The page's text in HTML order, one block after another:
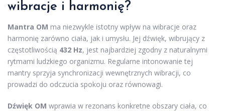
wibracje i harmonię?
Mantra OM ma niezwykle istotny wpływ na wibracje oraz
harmonię zarówno ciała, jak i umysłu. Jej dźwięk, wibrujący z
częstotliwością 432 Hz, jest najbardziej zgodny z naturalnymi
rytmami ludzkiego organizmu. Regularne intonowanie tej
mantry sprzyja synchronizacji wewnętrznych wibracji, co
prowadzi do odczucia spokoju oraz równowagi.
Dźwięk OM wprawia w rezonans konkretne obszary ciała, co